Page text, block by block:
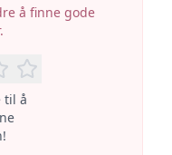
å finne gode
til å